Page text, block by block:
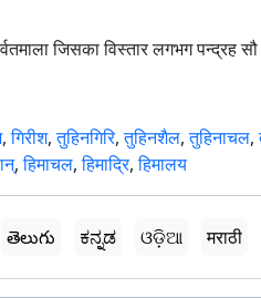
जिसका विस्तार लगभग पन्द्रह
,गिरीश,तुहिनगिरि,तुहिनशैल,तुहिनाचल,
,हिमाचल,हिमाद्रि,हिमालय
తెలుగు ಕನ್ನಡ ଓଡ଼ିଆ मराठी